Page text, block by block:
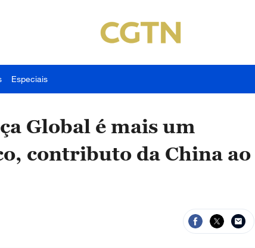
Especiais
Global é mais um
contributo da China ao